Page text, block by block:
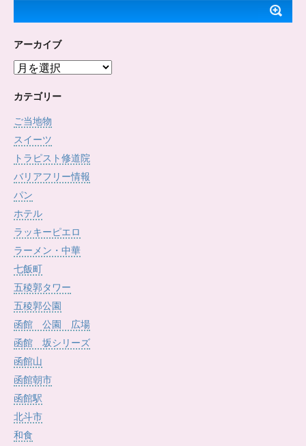
アーカイブ
ア
カ
ブ
カテゴリー
ご当地物
スイーツ
トラピスト修道院
バリアフリー情報
パン
ホテル
ラッキーピエロ
ラーメン・中華
七飯町
五稜郭タワー
五稜郭公園
函館 公園 広場
函館 坂シリーズ
函館山
函館朝市
函館駅
北斗市
和食